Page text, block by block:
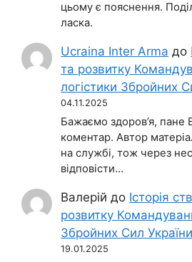
цьому є пояснення.
ласка.
Ucraina Inter Arma до
та розвитку
логістики Збройних
04.11.2025
Бажаємо здоров’я, пане
коментар. Автор
на службі, тож через
відповісти…
Валерій до Історія
розвитку
Збройних Сил України
19.01.2025